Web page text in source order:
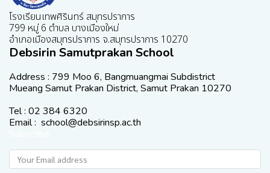
โรงเรียนเทพศิรินทร์ สมุทรปราการ
799 หมู่ 6 ตำบล บางเมืองใหม่
อำเภอเมืองสมุทรปราการ จ.สมุทรปราการ 10270
Debsirin Samutprakan School
Address : 799 Moo 6, Bangmuangmai Subdistrict
Mueang Samut Prakan District, Samut Prakan 10270
Tel : 02 384 6320
Email : school@debsirinsp.ac.th